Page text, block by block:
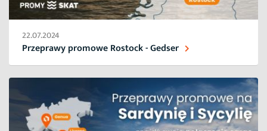
22.07.2024
Przeprawy promowe Rostock - Gedser